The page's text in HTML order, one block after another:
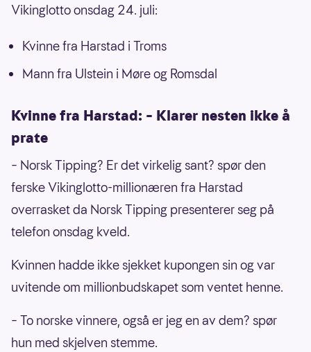
Vikinglotto onsdag 24. juli:
Kvinne fra Harstad i Troms
Mann fra Ulstein i Møre og Romsdal
Kvinne fra Harstad: – Klarer nesten ikke å
prate
– Norsk Tipping? Er det virkelig sant? spør den
ferske Vikinglotto-millionæren fra Harstad
overrasket da Norsk Tipping presenterer seg på
telefon onsdag kveld.
Kvinnen hadde ikke sjekket kupongen sin og var
uvitende om millionbudskapet som ventet henne.
– To norske vinnere, også er jeg en av dem? spør
hun med skjelven stemme.